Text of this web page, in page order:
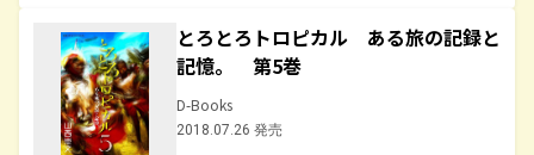
とろとろトロピカル ある旅の記録と
記憶。 第5巻
D-Books
2018.07.26 発売